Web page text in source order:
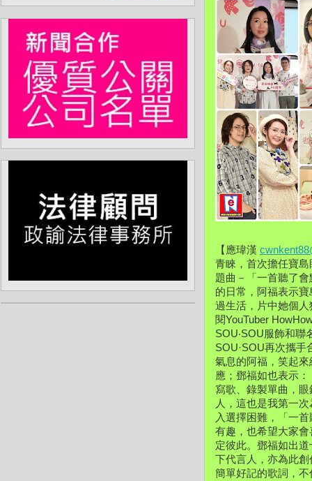
【應瑋漢
青睞，首次擔任寶
題曲－「一首聽了
的日常，阿福表示
過生活，片中她個
閱YouTuber
SOU‧SOU服飾和聯
SOU·SOU再次攜
氣息的阿福，笑起
應；鄧福如也表示
寫歌、錄製單曲，
人，這也是我第一
入選擇困難，「一
有趣，也希望大家
定彼此。鄧福如出
下代言人，亦為此
簡單好記的歌詞，